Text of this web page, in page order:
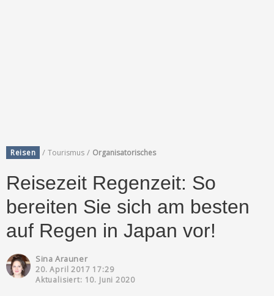
Reisen / Tourismus / Organisatorisches
Reisezeit Regenzeit: So
bereiten Sie sich am besten
auf Regen in Japan vor!
Sina Arauner
20. April 2017 17:29
Aktualisiert: 10. Juni 2020